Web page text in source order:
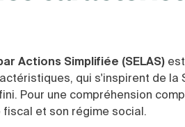
Actions Simplifiée (SELAS)
qui s'inspirent de la
Pour une compréhension
fiscal et son régime social.